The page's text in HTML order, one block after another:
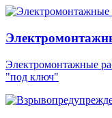
Электромонтажные
"под ключ"